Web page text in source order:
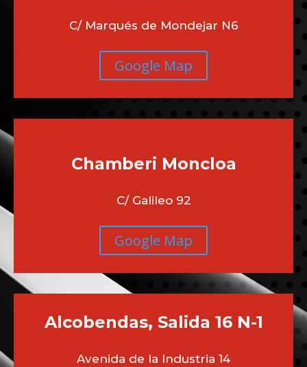
C/ Marqués de Mondejar N6
Google Map
Chamberi Moncloa
C/ Galileo 92
Google Map
Alcobendas, Salida 16 N-1
Avenida de la Industria 14